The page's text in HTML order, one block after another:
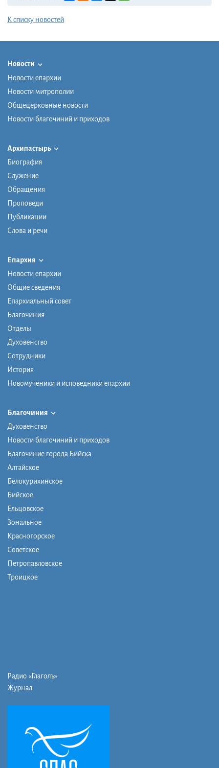
К списку новостей
Новости
Новости епархии
Новости митрополии
Общецерковные новости
Новости благочиний и приходов
Архипастырь
Биография
Служение
Обращения
Проповеди
Публикации
Слова и речи
Епархия
Новости епархии
Общие сведения
Епархиальный совет
Благочиния
Отделы
Духовенство
Сотрудники
История
Новомученики и исповедники епархии
Благочиния
Духовенство
Новости благочиний и приходов
Благочиние города Бийска
Алтайское
Белокурихинское
Бийское
Ельцовское
Зональное
Красногорское
Советское
Петропавловское
Троицкое
Радио «Глаголъ»
Журнал